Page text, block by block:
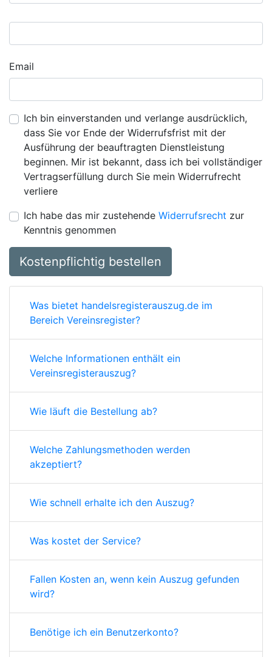
Email
Ich bin einverstanden und verlange ausdrücklich,
dass Sie vor Ende der Widerrufsfrist mit der
Ausführung der beauftragten Dienstleistung
beginnen. Mir ist bekannt, dass ich bei vollständiger
Vertragserfüllung durch Sie mein Widerrufrecht
verliere
Ich habe das mir zustehende Widerrufsrecht zur
Kenntnis genommen
Kostenpflichtig bestellen
Was bietet handelsregisterauszug.de im
Bereich Vereinsregister?
Welche Informationen enthält ein
Vereinsregisterauszug?
Wie läuft die Bestellung ab?
Welche Zahlungsmethoden werden
akzeptiert?
Wie schnell erhalte ich den Auszug?
Was kostet der Service?
Fallen Kosten an, wenn kein Auszug gefunden
wird?
Benötige ich ein Benutzerkonto?